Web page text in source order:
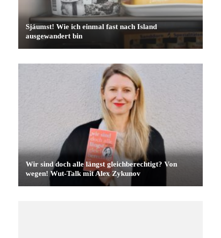
Sjáumst! Wie ich einmal fast nach Island
ausgewandert bin
Wir sind doch alle längst gleichberechtigt? Von
wegen! Wut-Talk mit Alex Zykunov